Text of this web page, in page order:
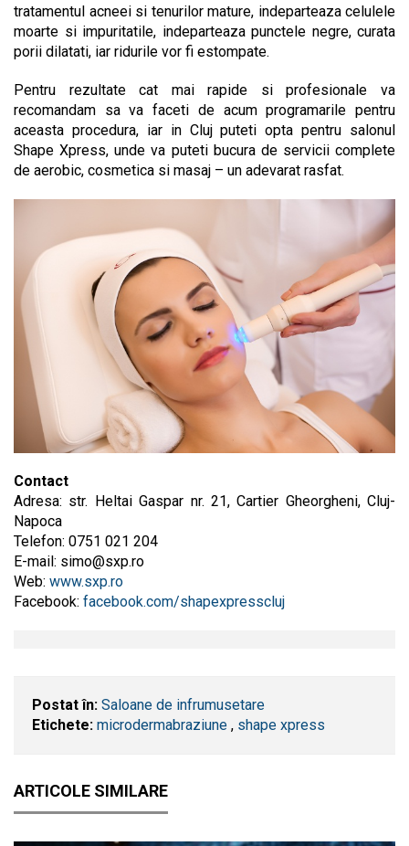
tratamentul acneei si tenurilor mature, indeparteaza celulele
moarte si impuritatile, indeparteaza punctele negre, curata
porii dilatati, iar ridurile vor fi estompate.
Pentru rezultate cat mai rapide si profesionale va
recomandam sa va faceti de acum programarile pentru
aceasta procedura, iar in Cluj puteti opta pentru salonul
Shape Xpress, unde va puteti bucura de servicii complete
de aerobic, cosmetica si masaj – un adevarat rasfat.
Contact
Adresa: str. Heltai Gaspar nr. 21, Cartier Gheorgheni, Cluj-
Napoca
Telefon: 0751 021 204
E-mail: simo@sxp.ro
Web: www.sxp.ro
Facebook: facebook.com/shapexpresscluj
Postat în: Saloane de infrumusetare
Etichete: microdermabraziune , shape xpress
ARTICOLE SIMILARE